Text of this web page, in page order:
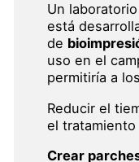
Un
está
de
uso en el
permitiría a
Reducir el
el tratamiento
Crear